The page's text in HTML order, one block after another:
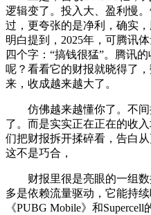
逻辑变了。投入大、盈利慢
过，更夸张的是净利，确实
明白提到，2025年，可腾讯
四个字：“搞钱很猛”。腾讯
呢？看看它的财报就晓得了
来，收成越来越大了。
仿佛越来越懂你了。不间
了。而是实实正在正在的收
们把财报拆开揉碎看，告白
这不是巧合，
财报里很是亮眼的一组数
多是依赖流量驱动，它能持
《PUBG Mobile》和